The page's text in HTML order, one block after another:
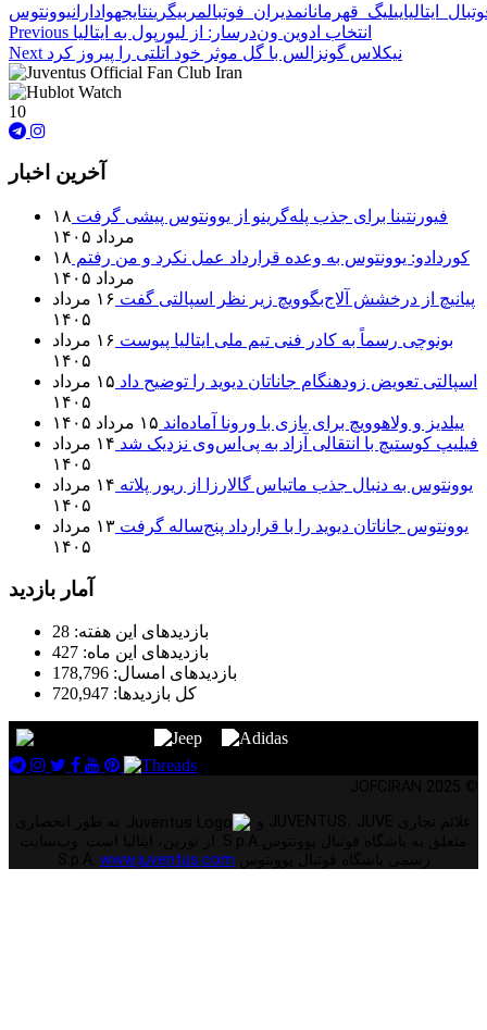
لیگ_قهرمانانمدیران_فوتبالمربیگرینتایجهوادارانیوونتوس
Previous انتخاب ادوین ون‌درسار: از لیورپول به ایتالیا
Next نیکلاس گونزالس با گل موثر خود آتلتی را پیروز کرد
10
آخرین اخبار
فیورنتینا برای جذب پله‌گرینو از یوونتوس پیشی گرفت ۱۸
مرداد ۱۴۰۵
کوردادو: یوونتوس به وعده قرارداد عمل نکرد و من رفتم ۱۸
مرداد ۱۴۰۵
پیانیچ از درخشش آلاج‌بگوویچ زیر نظر اسپالتی گفت
۱۶ مرداد
۱۴۰۵
بونوچی رسماً به کادر فنی تیم ملی ایتالیا پیوست
۱۶ مرداد
۱۴۰۵
اسپالتی تعویض زودهنگام جاناتان دیوید را توضیح داد
۱۵ مرداد
۱۴۰۵
ییلدیز و ولاهوویچ برای بازی با ورونا آماده‌اند ۱۵ مرداد ۱۴۰۵
فیلیپ کوستیچ با انتقالی آزاد به پی‌اس‌وی نزدیک شد
۱۴ مرداد
۱۴۰۵
یوونتوس به دنبال جذب ماتیاس گالارزا از ریور پلاته
۱۴ مرداد
۱۴۰۵
یوونتوس جاناتان دیوید را با قرارداد پنج‌ساله گرفت
۱۳ مرداد
۱۴۰۵
آمار بازدید
بازدیدهای این هفته: 28
بازدیدهای این ماه: 427
بازدیدهای امسال: 178,796
کل بازدیدها: 720,947
www.juventus.com